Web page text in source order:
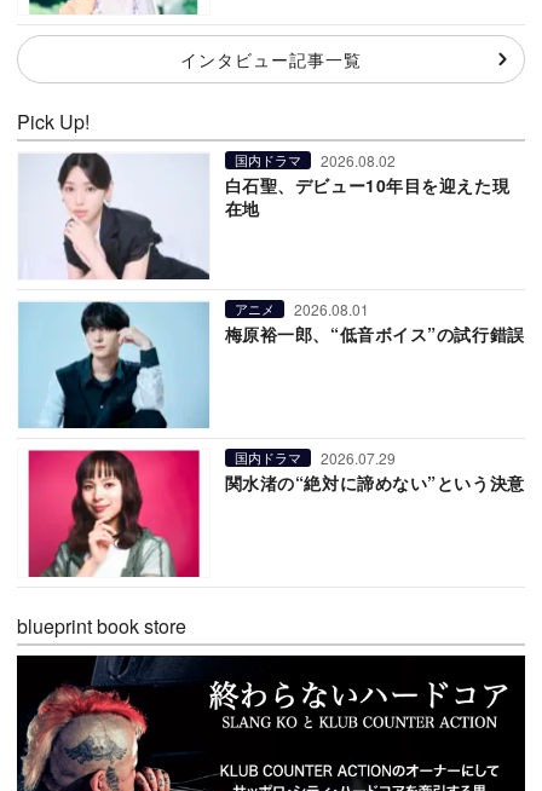
インタビュー記事一覧
Pick Up!
国内ドラマ 2026.08.02
白石聖、デビュー10年目を迎えた現
在地
アニメ 2026.08.01
梅原裕一郎、“低音ボイス”の試行錯誤
国内ドラマ 2026.07.29
関水渚の“絶対に諦めない”という決意
blueprint book store